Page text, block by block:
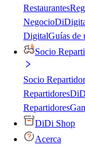
Restaurantes
Negocio
DigitalGuías de
Socio
Socio Repartidor
Repartidores
Repartidores
DiDi Shop
Acerca